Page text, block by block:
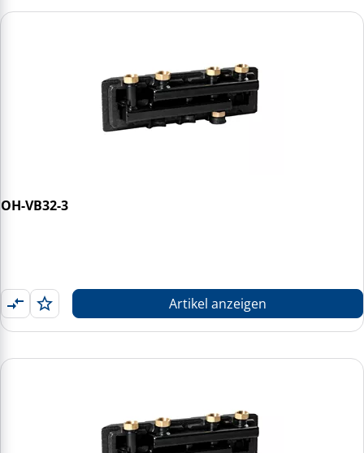
OH-VB32-3
Artikel anzeigen